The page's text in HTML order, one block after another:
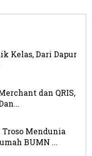
Kelas, Dari Dapur
dan QRIS,
Mendunia
BUMN ...